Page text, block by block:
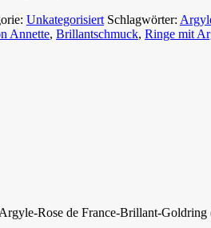
Unkategorisiert Schlagwörter:
Annette, Brillantschmuck, Ringe mit
Rose de France-Brillant-Goldring